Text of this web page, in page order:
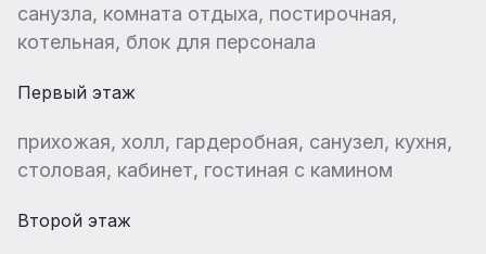
санузла, комната отдыха, постирочная,
котельная, блок для персонала
Первый этаж
прихожая, холл, гардеробная, санузел, кухня,
столовая, кабинет, гостиная с камином
Второй этаж